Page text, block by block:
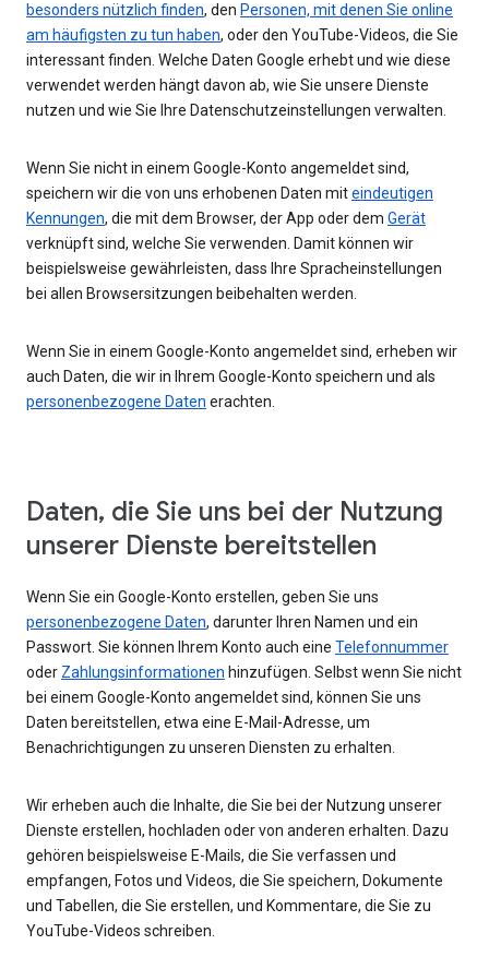
besonders nützlich finden, den Personen, mit denen Sie online
am häufigsten zu tun haben, oder den YouTube-Videos, die Sie
interessant finden. Welche Daten Google erhebt und wie diese
verwendet werden hängt davon ab, wie Sie unsere Dienste
nutzen und wie Sie Ihre Datenschutzeinstellungen verwalten.
Wenn Sie nicht in einem Google-Konto angemeldet sind,
speichern wir die von uns erhobenen Daten miteindeutigen
Kennungen, die mit dem Browser, der App oder dem Gerät
verknüpft sind, welche Sie verwenden. Damit können wir
beispielsweise gewährleisten, dass Ihre Spracheinstellungen
bei allen Browsersitzungen beibehalten werden.
Wenn Sie in einem Google-Konto angemeldet sind, erheben wir
auch Daten, die wir in Ihrem Google-Konto speichern und als
personenbezogene Daten erachten.
Daten, die Sie uns bei der Nutzung
unserer Dienste bereitstellen
Wenn Sie ein Google-Konto erstellen, geben Sie uns
personenbezogene Daten, darunter Ihren Namen und ein
Passwort. Sie können Ihrem Konto auch eine Telefonnummer
oder Zahlungsinformationen hinzufügen. Selbst wenn Sie nicht
bei einem Google-Konto angemeldet sind, können Sie uns
Daten bereitstellen, etwa eine E-Mail-Adresse, um
Benachrichtigungen zu unseren Diensten zu erhalten.
Wir erheben auch die Inhalte, die Sie bei der Nutzung unserer
Dienste erstellen, hochladen oder von anderen erhalten. Dazu
gehören beispielsweise E-Mails, die Sie verfassen und
empfangen, Fotos und Videos, die Sie speichern, Dokumente
und Tabellen, die Sie erstellen, und Kommentare, die Sie zu
YouTube-Videos schreiben.